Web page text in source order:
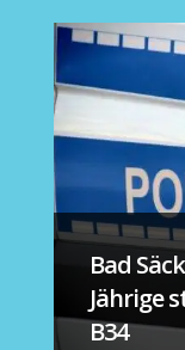
Bad
Jährige
B34